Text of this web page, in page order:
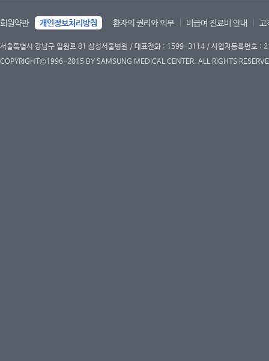
회원약관 개인정보처리방침 환자의 권리와 의무 비급여 진료비 안내 고
서울특별시 강남구 일원로 81 삼성서울병원 / 대표전화 : 1599-3114 / 사업자등록번호
COPYRIGHT©1996-2015 BY SAMSUNG MEDICAL CENTER. ALL RIGHTS